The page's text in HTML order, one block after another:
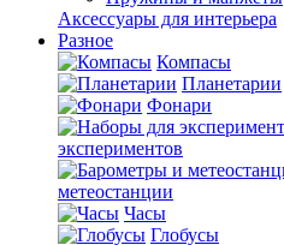
Аксессуары для интерьера
Разное
Компасы
Планетарии
Фонари
экспериментов
метеостанции
Часы
Глобусы